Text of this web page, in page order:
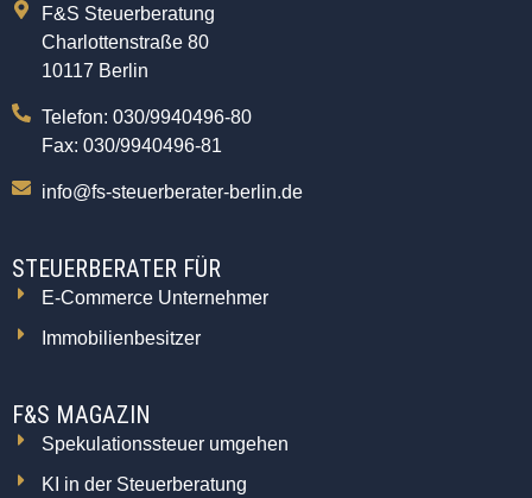
F&S Steuerberatung
Charlottenstraße 80
10117 Berlin
Telefon: 030/9940496-80
Fax: 030/9940496-81
info@fs-steuerberater-berlin.de
STEUERBERATER FÜR
E-Commerce Unternehmer
Immobilienbesitzer
F&S MAGAZIN
Spekulationssteuer umgehen
KI in der Steuerberatung